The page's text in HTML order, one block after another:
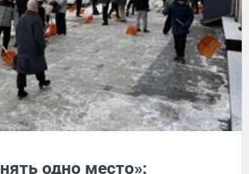
одно место»: